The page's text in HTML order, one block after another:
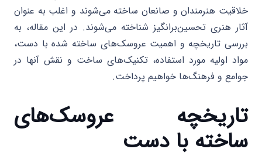
خلاقیت هنرمندان و صانعان ساخته می‌شوند و اغلب به عنوان
آثار هنری تحسین‌برانگیز شناخته می‌شوند. در این مقاله، به
بررسی تاریخچه و اهمیت عروسک‌های ساخته شده با دست،
مواد اولیه مورد استفاده، تکنیک‌های ساخت و نقش آنها در
جوامع و فرهنگ‌ها خواهیم پرداخت.
تاریخچه عروسک‌های
ساخته با دست